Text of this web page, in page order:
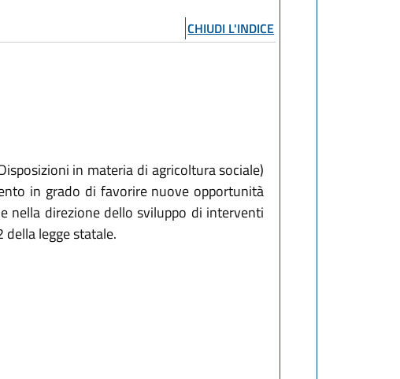
CHIUDI L'INDICE
in materia di agricoltura sociale)
in grado di favorire nuove opportunità
nella direzione dello sviluppo di interventi
legge statale.